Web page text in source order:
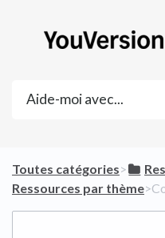
Toutes catégories​>​
Ressources par thème​>​